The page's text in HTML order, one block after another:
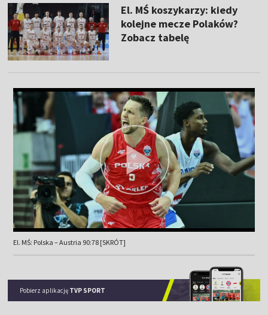
El. MŚ koszykarzy: kiedy
kolejne mecze Polaków?
Zobacz tabelę
El. MŚ: Polska – Austria 90:78 [SKRÓT]
Pobierz aplikację TVP SPORT